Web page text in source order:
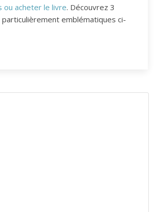
ou acheter le livre. Découvrez 3
emblématiques ci-